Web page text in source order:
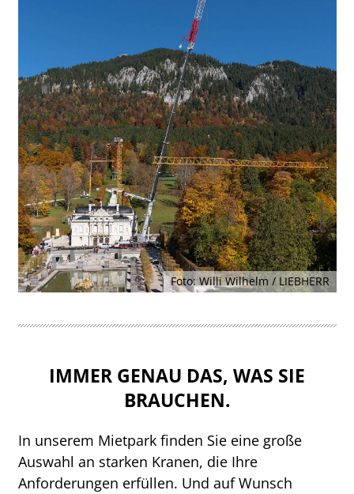
Foto: Willi Wilhelm / LIEBHERR
IMMER GENAU DAS, WAS SIE
BRAUCHEN.
In unserem Mietpark finden Sie eine große
Auswahl an starken Kranen, die Ihre
Anforderungen erfüllen. Und auf Wunsch